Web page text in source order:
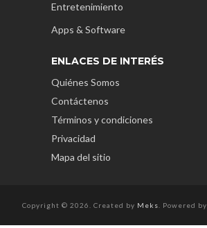
Entretenimiento
Apps & Software
ENLACES DE INTERÉS
Quiénes Somos
Contáctenos
Términos y condiciones
Privacidad
Mapa del sitio
Copyright © 2026. Created by Meks . Powered by